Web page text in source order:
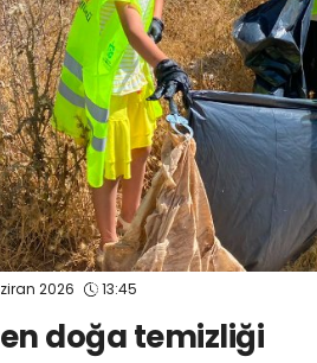
2026 13:45
doğa temizliği